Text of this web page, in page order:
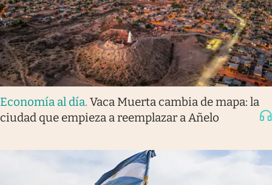
Economía al día. Vaca Muerta cambia de mapa: la
ciudad que empieza a reemplazar a Añelo